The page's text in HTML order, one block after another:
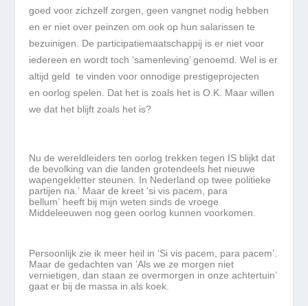
goed voor zichzelf zorgen, geen vangnet nodig hebben
en er niet over peinzen om ook op hun salarissen te
bezuinigen. De participatiemaatschappij is er niet voor
iedereen en wordt toch ‘samenleving’ genoemd. Wel is er
altijd geld te vinden vooronnodige prestigeprojecten
enoorlog spelen. Dat het is zoals het is O.K. Maar willen
we dat het blijft zoals het is?
Nu de wereldleiders ten oorlog trekken tegen IS blijkt dat
de bevolking van die landen grotendeels het nieuwe
wapengekletter steunen. In Nederland op twee politieke
partijen na.‘ Maar de kreet ‘si vis pacem, para
bellum’ heeft bij mijn weten sinds de vroege
Middeleeuwen nog geen oorlog kunnen voorkomen.
Persoonlijk zie ik meer heil in ‘Si vis pacem, para pacem’
Maar de gedachten van ’Als we ze morgen niet
vernietigen, dan staan ze overmorgen in onze achtertuin’
gaat er bij de massa in als koek.